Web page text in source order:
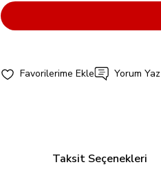
Yorum Yaz
Taksit Seçenekleri